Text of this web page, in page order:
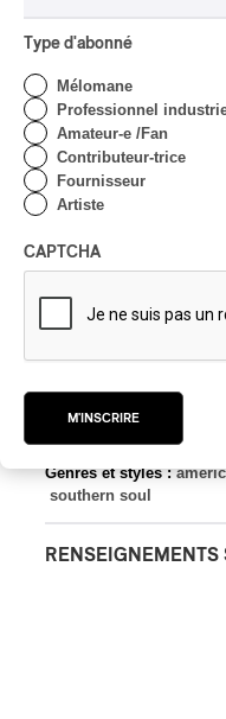
Genres et styles :
southern soul
peuvent s’améliorer.
Type d'abonné
Mélomane
Professionnel
Amateur-e /Fan
Contributeur-trice
Fournisseur
Artiste
CAPTCHA
M'INSCRIRE